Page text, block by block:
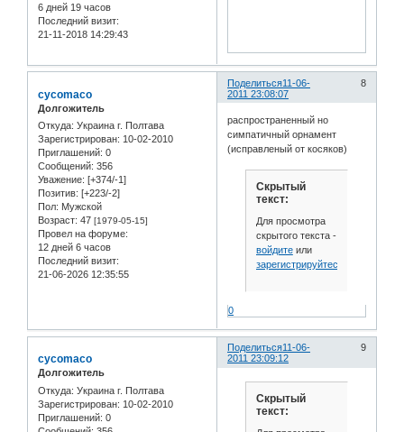
6 дней 19 часов
Последний визит:
21-11-2018 14:29:43
Поделиться 8
11-06-
2011 23:08:07
cycomaco
Долгожитель
Откуда: Украина г. Полтава
Зарегистрирован: 10-02-2010
Приглашений: 0
Сообщений: 356
Уважение: [+374/-1]
Позитив: [+223/-2]
Пол: Мужской
Возраст: 47 [1979-05-15]
Провел на форуме:
12 дней 6 часов
Последний визит:
21-06-2026 12:35:55
распространенный но
симпатичный орнамент
(исправленый от косяков)
Скрытый
текст:
Для просмотра
скрытого текста -
войдитеили
зарегистрируйтесь
0
Поделиться 9
11-06-
2011 23:09:12
cycomaco
Долгожитель
Откуда: Украина г. Полтава
Зарегистрирован: 10-02-2010
Приглашений: 0
Скрытый
текст: